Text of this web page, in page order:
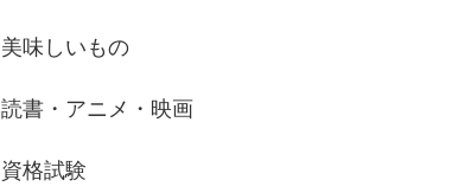
美味しいもの
読書・アニメ・映画
資格試験